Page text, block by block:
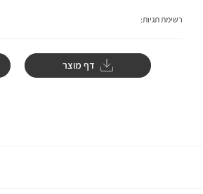
רשימת תגיות:
דף מוצר